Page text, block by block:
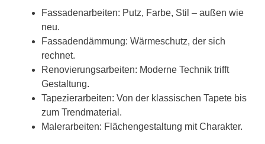
Fassadenarbeiten: Putz, Farbe, Stil – außen wie
neu.
Fassadendämmung: Wärmeschutz, der sich
rechnet.
Renovierungsarbeiten: Moderne Technik trifft
Gestaltung.
Tapezierarbeiten: Von der klassischen Tapete bis
zum Trendmaterial.
Malerarbeiten: Flächengestaltung mit Charakter.